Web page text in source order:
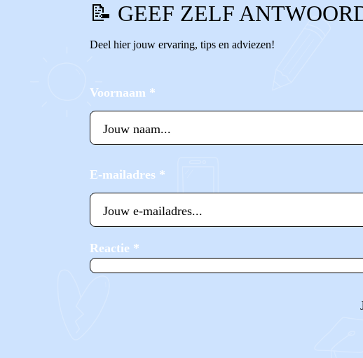
📝 GEEF ZELF
Deel hier jouw ervaring, tips en adviezen!
Voornaam *
E-mailadres *
Reactie *